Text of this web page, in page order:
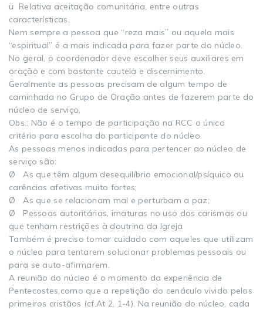
ü Relativa aceitação comunitária, entre outras
características.
Nem sempre a pessoa que “reza mais” ou aquela mais
“espiritual” é a mais indicada para fazer parte do núcleo.
No geral, o coordenador deve escolher seus auxiliares em
oração e com bastante cautela e discernimento.
Geralmente as pessoas precisam de algum tempo de
caminhada no Grupo de Oração antes de fazerem parte do
núcleo de serviço.
Obs.: Não é o tempo de participação na RCC o único
critério para escolha do participante do núcleo.
As pessoas menos indicadas para pertencer ao núcleo de
serviço são:
Ø As que têm algum desequilíbrio emocional/psíquico ou
carências afetivas muito fortes;
Ø As que se relacionam mal e perturbam a paz;
Ø Pessoas autoritárias, imaturas no uso dos carismas ou
que tenham restrições à doutrina da Igreja
Também é preciso tomar cuidado com aqueles que utilizam
o núcleo para tentarem solucionar problemas pessoais ou
para se auto-afirmarem.
A reunião do núcleo é o momento da experiência de
Pentecostes,como que a repetição do cenáculo vivido pelos
primeiros cristãos (cf.At 2, 1-4). Na reunião do núcleo, cada